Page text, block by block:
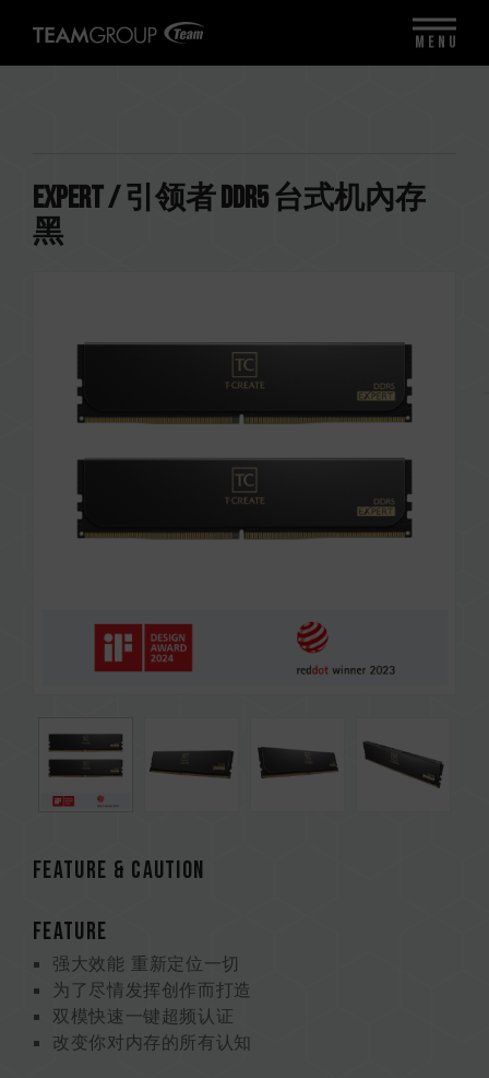
EXPERT / 引领者 DDR5 台式机內存
黑
Feature & CAUTION
FEATURE
强大效能 重新定位一切
为了尽情发挥创作而打造
双模快速一键超频认证
改变你对内存的所有认知
MENU